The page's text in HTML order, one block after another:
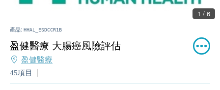
1 / 6
產品: HHAL_ESDCCR1B
盈健醫療 大腸癌風險評估
盈健醫療
45項目